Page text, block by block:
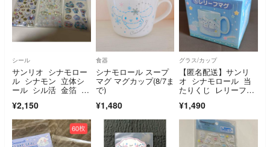
シール
サンリオ シナモロー
ル シナモン 立体シ
ール シル活 金箔 ク
コ キラキラ ぷっく
り おはじき
¥2,150
食器
シナモロール スープ
マグ マグカップ(8/7ま
で)
¥1,480
グラス/カップ
【匿名配送】サンリ
オ シナモロール 当
たりくじ レリーフマ
¥1,490